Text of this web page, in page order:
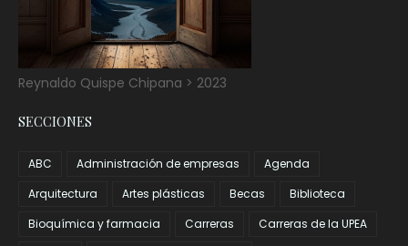
Reynaldo Quispe Chipana > 2023
SECCIONES
ABC Administración de empresas
Agenda
Arquitectura
Artes plásticas Becas
Biblioteca
Bioquímica y farmacia
Carreras
Carreras de la UPEA